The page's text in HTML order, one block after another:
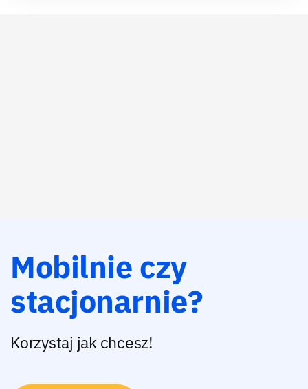
Mobilnie czy
stacjonarnie?
Korzystaj jak chcesz!